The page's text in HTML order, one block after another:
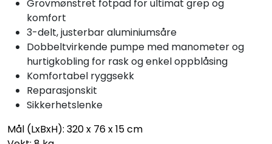
Grovmønstret fotpad for ultimat grep og
komfort
3-delt, justerbar aluminiumsåre
Dobbeltvirkende pumpe med manometer og
hurtigkobling for rask og enkel oppblåsing
Komfortabel ryggsekk
Reparasjonskit
Sikkerhetslenke
Mål (LxBxH): 320 x 76 x 15 cm